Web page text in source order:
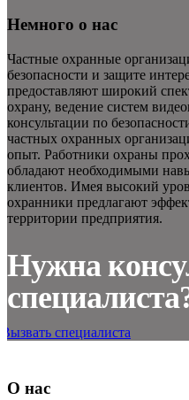
Немного о нас
Частные охранные
безопасности и защите
предоставляют широкий
охрану, ведение систем
консультации по
частных охранных
опыт. Работники охраны
обладают необходимыми
клиентов. Имея высокий
охранники предлагают
территории предприятия.
Нужна
Вызвать специалиста
О нас